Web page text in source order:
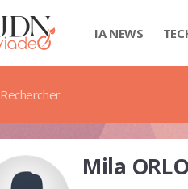
IA NEWS
Rechercher
Mila